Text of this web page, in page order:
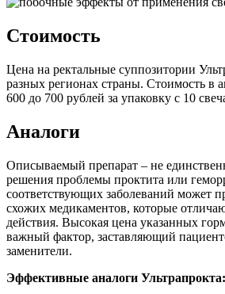
Стоимость
Цена на ректальные суппозитории
разных регионах страны. Стоимость в
600 до 700 рублей за упаковку с 10
Аналоги
Описываемый препарат – не
решения проблемы проктита или
соответствующих заболеваний может
схожих медикаментов, которые
действия. Высокая цена указанных
важный фактор, заставляющий
заменители.
Эффективные аналоги Ультрапрокта: